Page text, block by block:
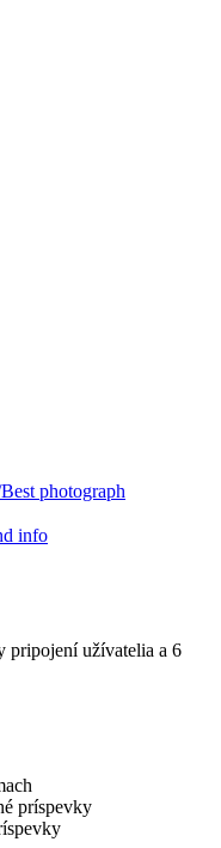
photograph
info
pripojení užívatelia a 6
príspevky